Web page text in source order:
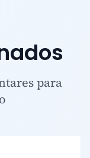
para